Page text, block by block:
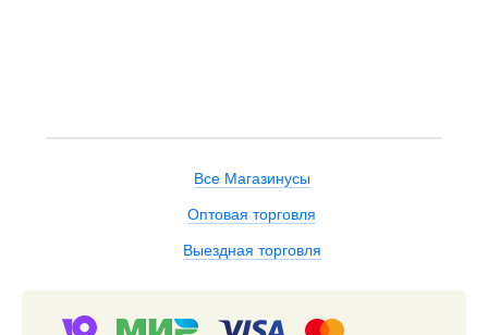
Все Магазинусы
Оптовая торговля
Выездная торговля